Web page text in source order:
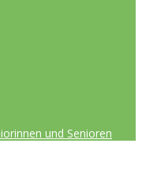
und Senioren